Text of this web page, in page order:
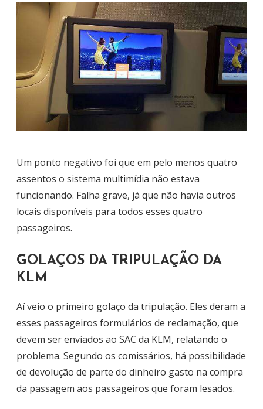
Um ponto negativo foi que em pelo menos quatro
assentos o sistema multimídia não estava
funcionando. Falha grave, já que não havia outros
locais disponíveis para todos esses quatro
passageiros.
GOLAÇOS DA TRIPULAÇÃO DA
KLM
Aí veio o primeiro golaço da tripulação. Eles deram a
esses passageiros formulários de reclamação, que
devem ser enviados ao SAC da KLM, relatando o
problema. Segundo os comissários, há possibilidade
de devolução de parte do dinheiro gasto na compra
da passagem aos passageiros que foram lesados.